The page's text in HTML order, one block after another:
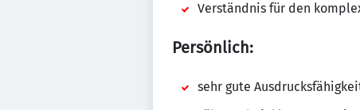
Verständnis für den
Persönlich:
sehr gute